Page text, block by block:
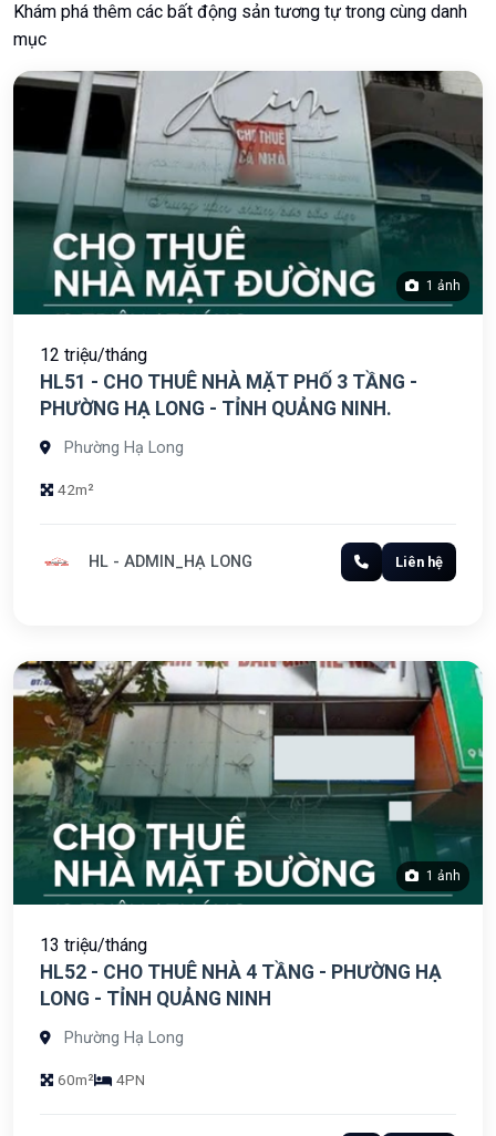
Khám phá thêm các bất động sản tương tự trong cùng danh
mục
1 ảnh
12 triệu/tháng
HL51 - CHO THUÊ NHÀ MẶT PHỐ 3 TẦNG -
PHƯỜNG HẠ LONG - TỈNH QUẢNG NINH.
Phường Hạ Long
42m²
HL - ADMIN_HẠ LONG Liên hệ
1 ảnh
13 triệu/tháng
HL52 - CHO THUÊ NHÀ 4 TẦNG - PHƯỜNG HẠ
LONG - TỈNH QUẢNG NINH
Phường Hạ Long
60m² 4PN